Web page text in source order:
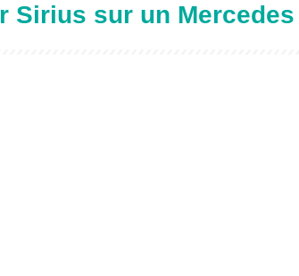
Sirius sur un Mercedes